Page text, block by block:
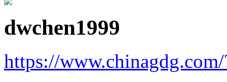
dwchen1999
https://